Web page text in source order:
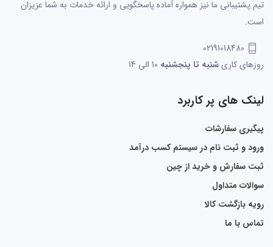
تیم پشتیبانی ما نیز همواره آماده پاسخگویی و ارائه خدمات به شما عزیزان
است.
02191018480
روزهای کاریشنبه تا پنجشنبه
لینک های پر کاربرد
پیگیری سفارشات
ورود و ثبت نام در سیستم کسب درآمد
ثبت سفارش و خرید از چین
سوالات متداول
رویه بازگشت کالا
تماس با ما